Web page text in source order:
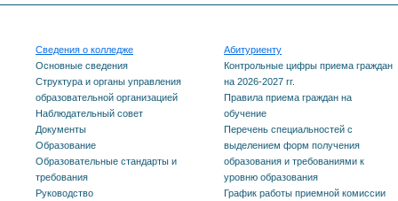
Сведения о колледже
Основные сведения
Структура и органы управления
образовательной организацией
Наблюдательный совет
Документы
Образование
Образовательные стандарты и
требования
Руководство
Абитуриенту
Контрольные цифры приема граждан
на 2026-2027 гг.
Правила приема граждан на
обучение
Перечень специальностей с
выделением форм получения
образования и требованиями к
уровню образования
График работы приемной комиссии